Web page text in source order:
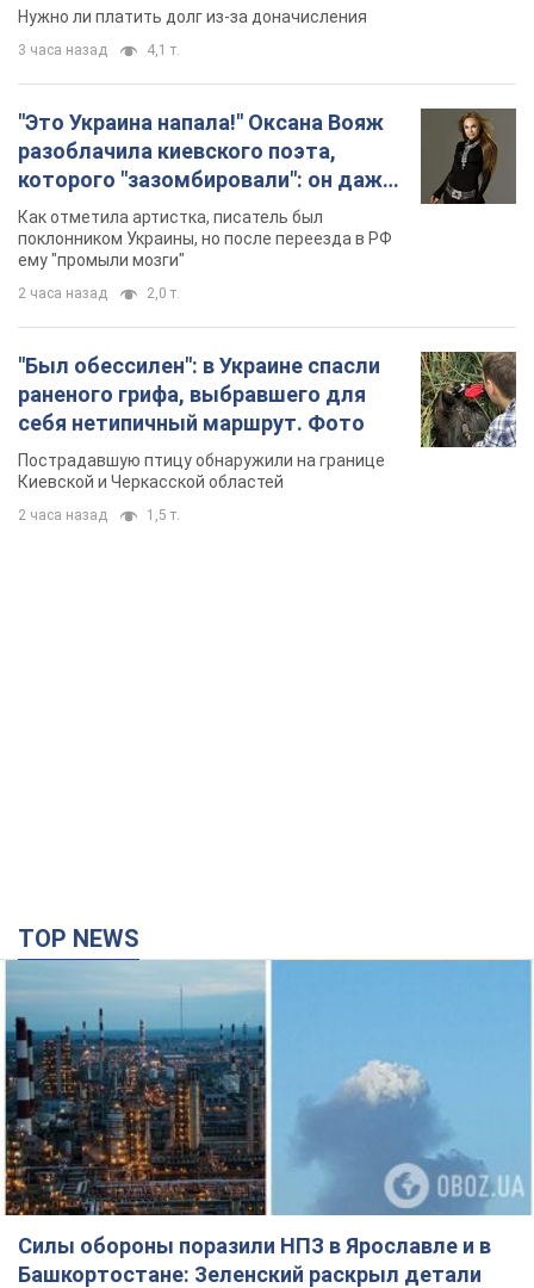
"Был обессилен": в Украине спасли
раненого грифа, выбравшего для
себя нетипичный маршрут. Фото
Пострадавшую птицу обнаружили на границе
Киевской и Черкасской областей
Силы обороны поразили НПЗ в Ярославле и в
Башкортостане: Зеленский раскрыл детали
операции. Фото и видео
В промзоне фиксирует несколько очагов пожара
23 минуты назад 16,9 т.
Россия атаковала железнодорожную станцию
в Лозовой в Харьковской области: есть
погибшие и раненые
В результате удара БПЛА были повреждены вокзал,
контактная сеть и подвижной состав; движение поездов до
станции временно приостановлено